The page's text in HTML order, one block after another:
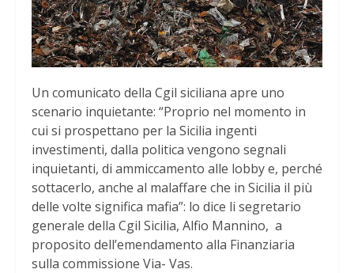
Un comunicato della Cgil siciliana apre uno
scenario inquietante: “Proprio nel momento in
cui si prospettano per la Sicilia ingenti
investimenti, dalla politica vengono segnali
inquietanti, di ammiccamento alle lobby e, perché
sottacerlo, anche al malaffare che in Sicilia il più
delle volte significa mafia”: lo dice li segretario
generale della Cgil Sicilia, Alfio Mannino, a
proposito dell’emendamento alla Finanziaria
sulla commissione Via- Vas.